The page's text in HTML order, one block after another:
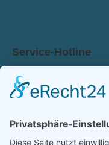
Service-Hotline
Shop Service
Information